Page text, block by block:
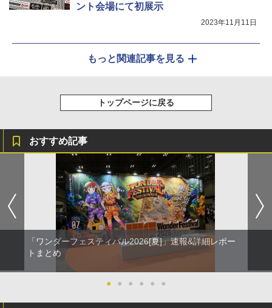
ント会場にて初展示
2023年11月11日
もっと関連記事を見る
トップページに戻る
おすすめ記事
「ワンダーフェスティバル2026[夏]」速報&詳細レポー
トまとめ
● ● ● ● ● ●